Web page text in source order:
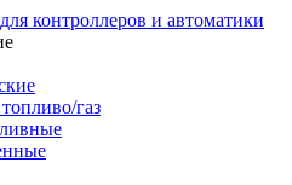
контроллеров и автоматики
газ